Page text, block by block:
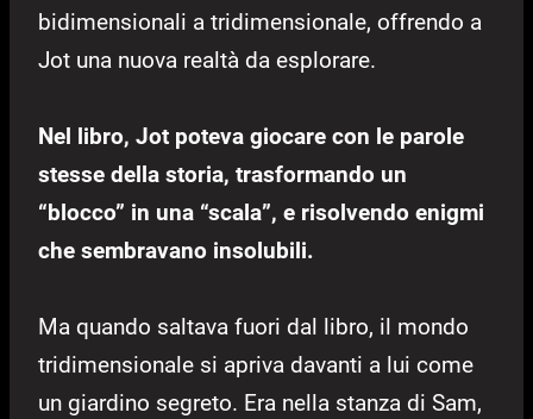
bidimensionali a tridimensionale, offrendo a
Jot una nuova realtà da esplorare.
Nel libro, Jot poteva giocare con le parole
stesse della storia, trasformando un
“blocco” in una “scala”, e risolvendo enigmi
che sembravano insolubili.
Ma quando saltava fuori dal libro, il mondo
tridimensionale si apriva davanti a lui come
un giardino segreto. Era nella stanza di Sam,